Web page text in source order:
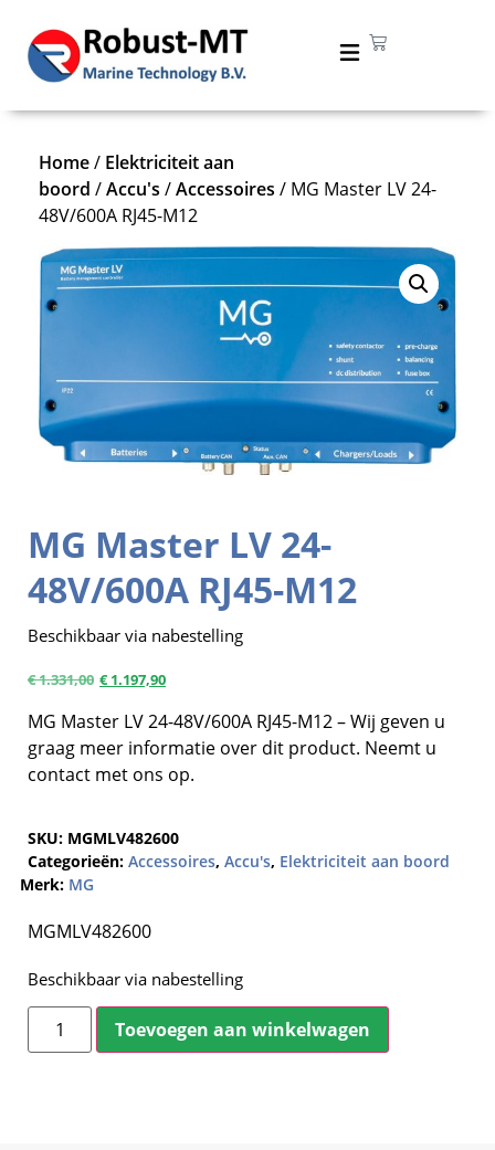
MG Master LV 24-
48V/600A RJ45-M12
Beschikbaar via nabestelling
€1.331,00 €1.197,90
MG Master LV 24-48V/600A RJ45-M12 – Wij geven u
graag meer informatie over dit product. Neemt u
contact met ons op.
SKU: MGMLV482600
Categorieën: Accessoires, Accu's, Elektriciteit aan boord
Merk: MG
MGMLV482600
Beschikbaar via nabestelling
Toevoegen aan winkelwagen
Home/ Elektriciteit aan
boord /Accu's /Accessoires / MG Master LV 24-
48V/600A RJ45-M12